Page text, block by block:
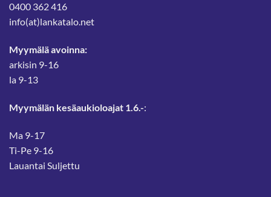
0400 362 416
info(at)lankatalo.net
Myymälä avoinna:
arkisin 9-16
la 9-13
Myymälän kesäaukioloajat 1.6.-:
Ma 9-17
Ti-Pe 9-16
Lauantai Suljettu